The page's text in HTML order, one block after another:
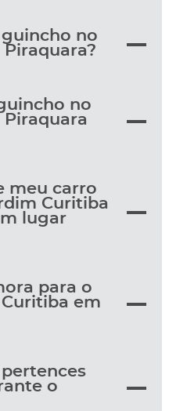
no
no
meu carro
Curitiba
lugar
para o
em
o